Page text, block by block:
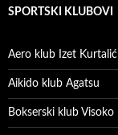
SPORTSKI KLUBOVI
Aero klub Izet Kurtalić
Aikido klub Agatsu
Bokserski klub Visoko